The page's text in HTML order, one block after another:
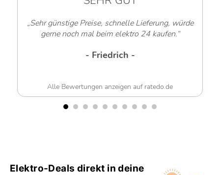
Lieferung, würde
24 kaufen.“
„Sehr freundliche
Alle Bewertungen anzeigen auf
Elektro-Deals direkt in deine